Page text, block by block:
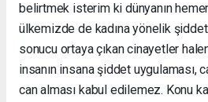
belirtmek isterim ki dünyanın
ülkemizde de kadına yönelik şiddet
sonucu ortaya çıkan cinayetler
insanın insana şiddet uygulaması,
can alması kabul edilemez. Konu